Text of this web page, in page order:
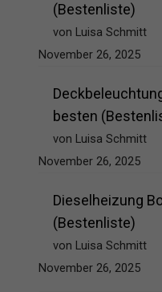
(Bestenliste)
von Luisa Schmitt
November 26, 2025
besten
von Luisa Schmitt
November 26, 2025
Dieselheizung
(Bestenliste)
von Luisa Schmitt
November 26, 2025